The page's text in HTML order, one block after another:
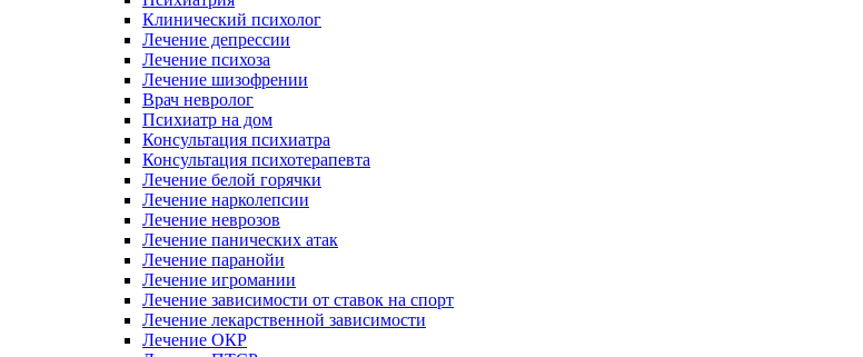
Клинический психолог
Лечение депрессии
Лечение психоза
Лечение шизофрении
Врач невролог
Психиатр на дом
Консультация психиатра
Консультация психотерапевта
Лечение белой горячки
Лечение нарколепсии
Лечение неврозов
Лечение панических атак
Лечение паранойи
Лечение игромании
Лечение зависимости от ставок на спорт
Лечение лекарственной зависимости
Лечение ОКР